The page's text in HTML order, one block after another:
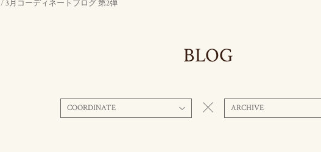
/3月コーディネートブログ 第2弾
BLOG
COORDINATE ARCHIVE